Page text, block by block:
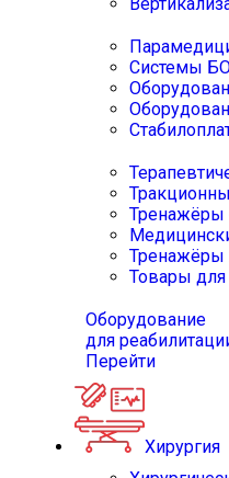
Системы
Тренажёры
Тренажёры
Товары для
Оборудование
для
Перейти
Хирургия